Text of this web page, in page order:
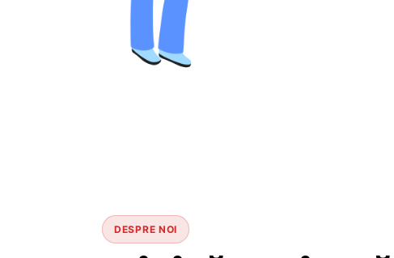
DESPRE NOI